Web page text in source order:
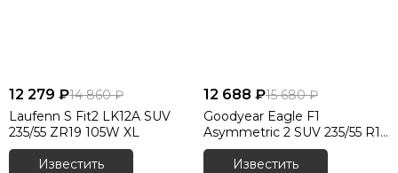
12 279 ₽14 860 ₽
Laufenn S Fit2 LK12A SUV
235/55 ZR19 105W XL
Известить
12 688 ₽15 680 ₽
Goodyear Eagle F1
Asymmetric 2 SUV 235/55 R19
101Y
Известить